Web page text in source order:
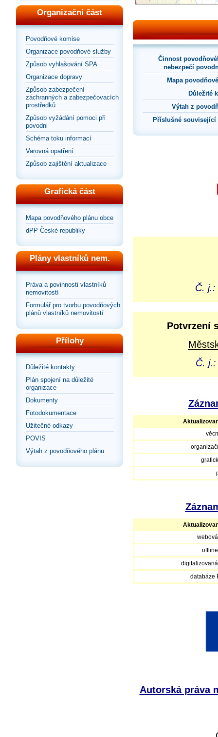
Organizační část
Povodňové komise
Organizace povodňové služby
Způsob vyhlašování SPA
Organizace dopravy
Způsob zabezpečení
záchranných a zabezpečovacích
prostředků
Způsob vyžádání pomoci při
povodni
Schéma toku informací
Varovná opatření
Způsob zajištění aktualizace
Grafická část
Mapa povodňového plánu obce
dPP České republiky
Plány vlastníků nem.
Práva a povinnosti vlastníků
nemovitostí
Formulář pro tvorbu povodňových
plánů vlastníků nemovitostí
Přílohy
Důležité kontakty
Plán spojení na důležité
organizace
Dokumenty
Fotodokumentace
Užitečné odkazy
POVIS
Výtah z povodňového plánu
Činnost
nebezpečí
Mapa
Důležité
Výtah z
Příslušné
Č. j.:
Potvrzení
Č.
databáze
Autorská práva